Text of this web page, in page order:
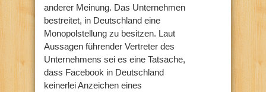
anderer Meinung. Das Unternehmen
bestreitet, in Deutschland eine
Monopolstellung zu besitzen. Laut
Aussagen führender Vertreter des
Unternehmens sei es eine Tatsache,
dass Facebook in Deutschland
keinerlei Anzeichen eines